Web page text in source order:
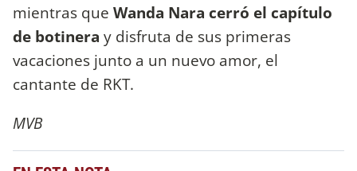
mientras que Wanda Nara cerró el capítulo
de botinera y disfruta de sus primeras
vacaciones junto a un nuevo amor, el
cantante de RKT.
MVB